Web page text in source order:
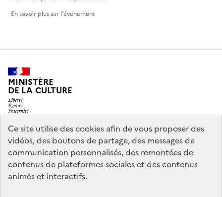
Ce site utilise des cookies afin de vous proposer des
vidéos, des boutons de partage, des messages de
communication personnalisés, des remontées de
contenus de plateformes sociales et des contenus
animés et interactifs.
En savoir plus sur l'événement
MINISTÈRE
DE LA CULTURE
legifrance.gouv.fr
info.gouv.fr
service-public.gouv.fr
data.gouv.fr